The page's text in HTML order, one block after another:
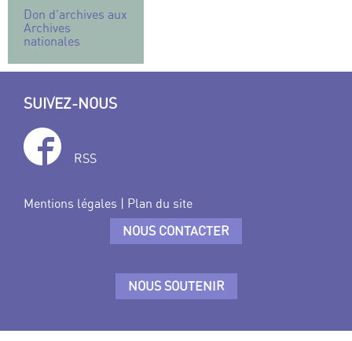
Don d’archives aux
Archives
nationales
SUIVEZ-NOUS
RSS
Mentions légales | Plan du site
NOUS CONTACTER
NOUS SOUTENIR